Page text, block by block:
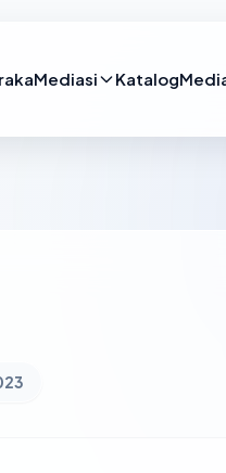
Mediasi Katalog